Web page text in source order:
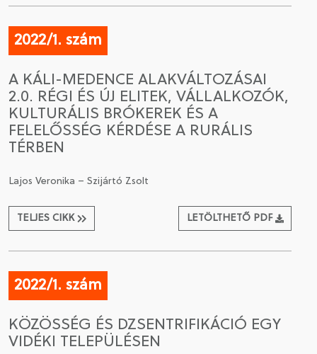
2022/1. szám
A KÁLI-MEDENCE ALAKVÁLTOZÁSAI
2.0. RÉGI ÉS ÚJ ELITEK, VÁLLALKOZÓK,
KULTURÁLIS BRÓKEREK ÉS A
FELELŐSSÉG KÉRDÉSE A RURÁLIS
TÉRBEN
Lajos Veronika – Szijártó Zsolt
TELJES CIKK LETÖLTHETŐ PDF
2022/1. szám
KÖZÖSSÉG ÉS DZSENTRIFIKÁCIÓ EGY
VIDÉKI TELEPÜLÉSEN